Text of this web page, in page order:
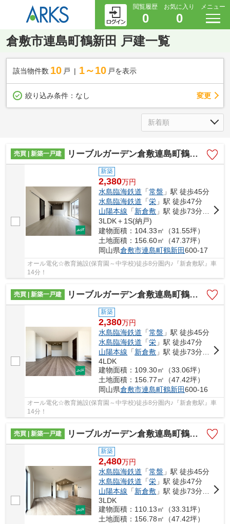
閲覧履歴
0
お気に入り
0
メニュー
倉敷市連島町鶴新田 戸建一覧
該当物件数 10 戸 1～10 戸を表示
絞り込み条件： なし 変更
売買 | 新築一戸建 リーブルガーデン倉敷連島町鶴新田第19 (全5棟)
新築
2,380万円
水島臨海鉄道 「常盤 」駅 徒歩45分
水島臨海鉄道 「栄 」駅 徒歩47分
山陽本線 「新倉敷 」駅 徒歩73分車14分 5.9km
3LDK＋1S(納戸)
建物面積：104.33㎡（31.55坪）
土地面積：156.60㎡（47.37坪）
岡山県倉敷市連島町鶴新田600-17
オール電化☆教育施設(保育園～中学校)徒歩8分圏内♪『新倉敷駅』車
14分！
売買 | 新築一戸建 リーブルガーデン倉敷連島町鶴新田第19 (全5棟)
新築
2,380万円
水島臨海鉄道 「常盤 」駅 徒歩45分
水島臨海鉄道 「栄 」駅 徒歩47分
山陽本線 「新倉敷 」駅 徒歩73分車14分 5.9km
4LDK
建物面積：109.30㎡（33.06坪）
土地面積：156.77㎡（47.42坪）
岡山県倉敷市連島町鶴新田600-16
オール電化☆教育施設(保育園～中学校)徒歩8分圏内♪『新倉敷駅』車
14分！
売買 | 新築一戸建 リーブルガーデン倉敷連島町鶴新田第19 (全5棟)
新築
2,480万円
水島臨海鉄道 「常盤 」駅 徒歩45分
水島臨海鉄道 「栄 」駅 徒歩47分
山陽本線 「新倉敷 」駅 徒歩73分車14分 5.9km
3LDK
建物面積：110.13㎡（33.31坪）
土地面積：156.78㎡（47.42坪）